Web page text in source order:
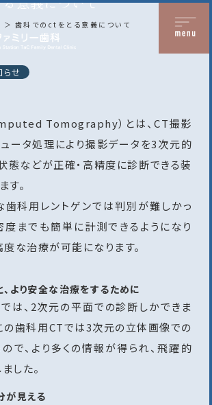
歯科でのctをとる意義について
らせ
Tomography）とは、CT撮影
ータ処理により撮影データを3次元的
態などが正確・高精度に診断できる装
す。
科用レントゲンでは判別が難しかっ
までも簡単に計測できるようになり
度な治療が可能になります。
より安全な治療をするために
は、2次元の平面での診断しかできま
の歯科用CTでは3次元の立体画像での
で、より多くの情報が得られ、飛躍的
した。
が見える